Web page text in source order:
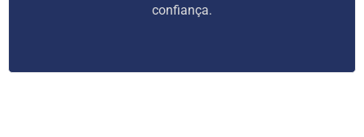
confiança.